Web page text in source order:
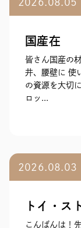
国産在
皆さん国産の
井、腰壁に 使
の資源を大切
ロッ...
2026.08.03
トイ・
こんばんは！